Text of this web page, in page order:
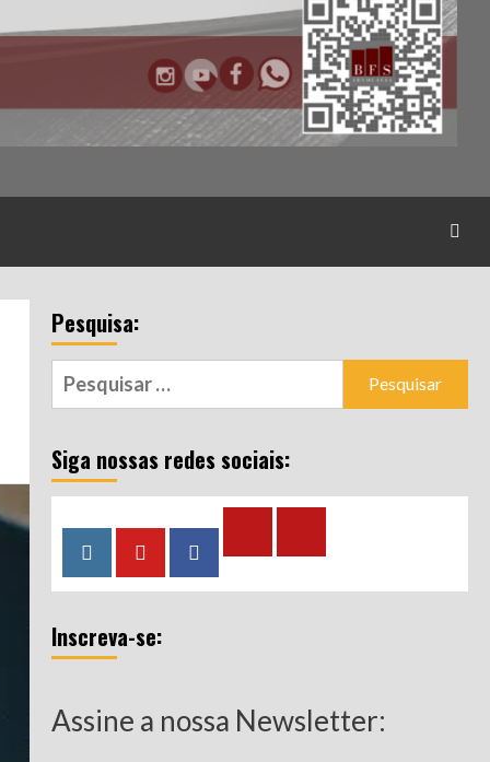
Pesquisa:
Pesquisar
por:
Siga nossas redes sociais:
InstagramYouTubeFacebook
Inscreva-se:
Assine a nossa Newsletter: